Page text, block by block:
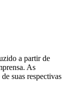
a partir de
As
suas respectivas